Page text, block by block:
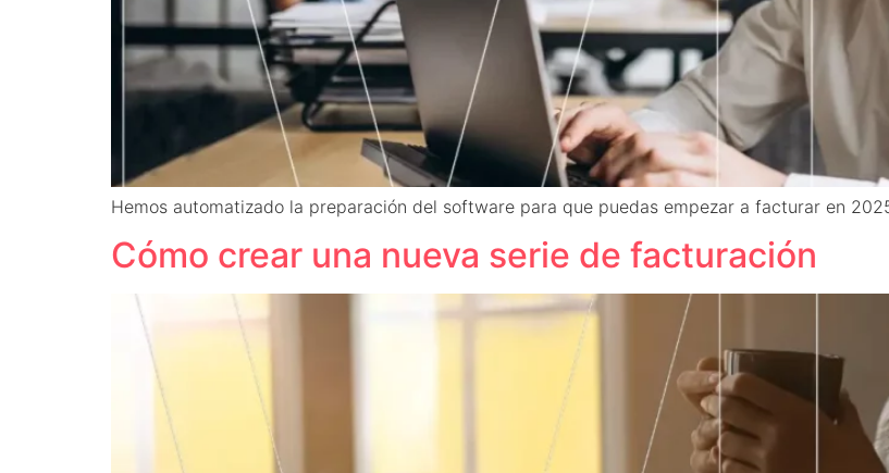
Hemos automatizado la preparación del software para que puedas empezar a facturar en
Cómo crear una nueva serie de facturación